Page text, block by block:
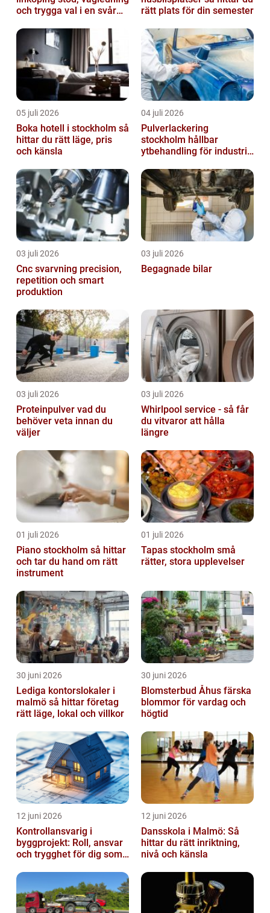
och trygga val i en svår
rätt plats för din semester
05 juli 2026
Boka hotell i stockholm så
hittar du rätt läge, pris
och känsla
04 juli 2026
Pulverlackering
stockholm hållbar
ytbehandling för industri
03 juli 2026
Cnc svarvning precision,
repetition och smart
produktion
03 juli 2026
Begagnade bilar
03 juli 2026
Proteinpulver vad du
behöver veta innan du
väljer
03 juli 2026
Whirlpool service - så får
du vitvaror att hålla
längre
01 juli 2026
Piano stockholm så hittar
och tar du hand om rätt
instrument
01 juli 2026
Tapas stockholm små
rätter, stora upplevelser
30 juni 2026
Lediga kontorslokaler i
malmö så hittar företag
rätt läge, lokal och villkor
30 juni 2026
Blomsterbud Åhus färska
blommor för vardag och
högtid
12 juni 2026
Kontrollansvarig i
byggprojekt: Roll, ansvar
och trygghet för dig som
12 juni 2026
Dansskola i Malmö: Så
hittar du rätt inriktning,
nivå och känsla